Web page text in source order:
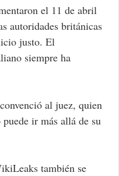
el 11 de abril
autoridades británicas
justo. El
siempre ha
al juez, quien
ir más allá de su
también se